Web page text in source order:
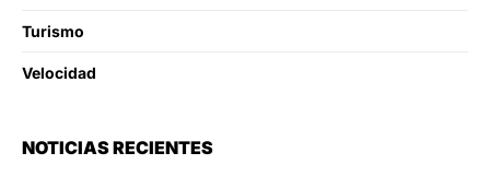
Turismo
Velocidad
NOTICIAS RECIENTES